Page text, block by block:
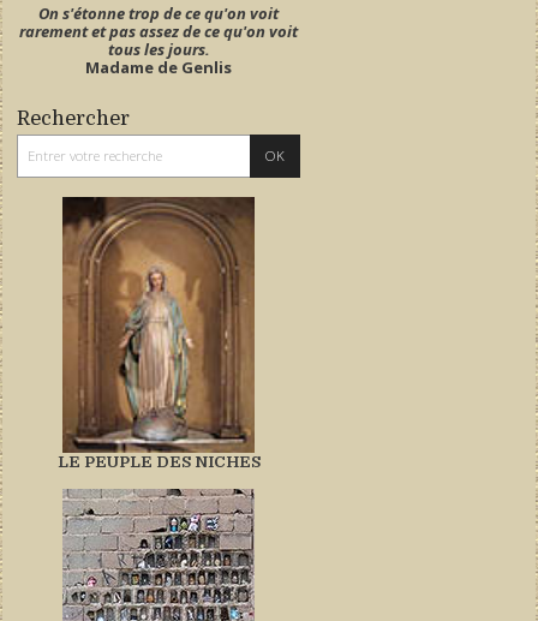
On s'étonne trop de ce qu'on voit
rarement et pas assez de ce qu'on voit
tous les jours.
Madame de Genlis
Rechercher
LE PEUPLE DES NICHES